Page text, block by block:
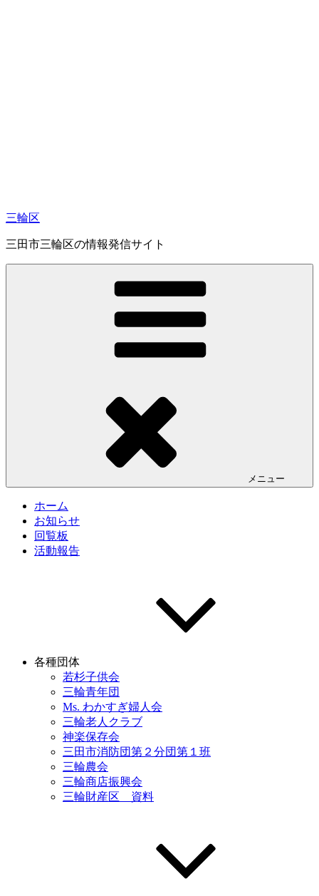
三輪区
三田市三輪区の情報発信サイト
メニュー
ホーム
お知らせ
回覧板
活動報告
各種団体
若杉子供会
三輪青年団
Ms. わかすぎ婦人会
三輪老人クラブ
神楽保存会
三田市消防団第２分団第１班
三輪農会
三輪商店振興会
三輪財産区 資料